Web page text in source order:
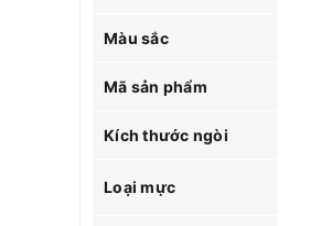
Màu sắc
Mã sản phẩm
Kích thước ngòi
Loại mực